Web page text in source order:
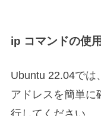
ip コマンドの使用
Ubuntu 22.04では、
アドレスを簡単に